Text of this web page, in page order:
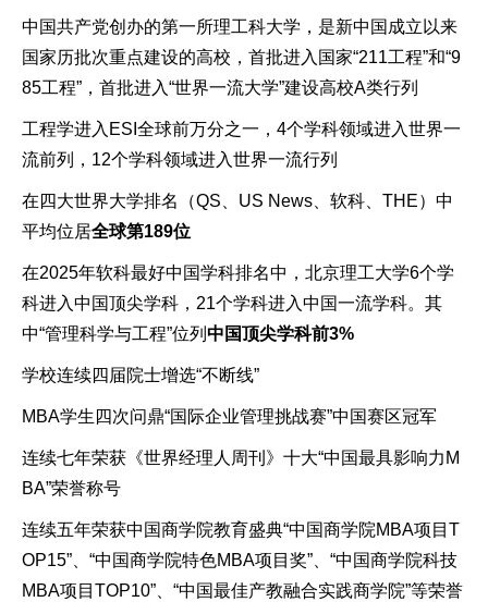
中国共产党创办的第一所理工科大学，是新中国成立以来
国家历批次重点建设的高校，首批进入国家“211工程”和“9
85工程”，首批进入“世界一流大学”建设高校A类行列
工程学进入ESI全球前万分之一，4个学科领域进入世界一
流前列，12个学科领域进入世界一流行列
在四大世界大学排名（QS、US News、软科、THE）中
平均位居全球第189位
在2025年软科最好中国学科排名中，北京理工大学6个学
科进入中国顶尖学科，21个学科进入中国一流学科。其
中“管理科学与工程”位列 中国顶尖学科前3%
学校连续四届院士增选“不断线”
MBA学生四次问鼎“国际企业管理挑战赛”中国赛区冠军
连续七年荣获《世界经理人周刊》十大“中国最具影响力M
BA”荣誉称号
连续五年荣获中国商学院教育盛典“中国商学院MBA项目T
OP15”、“中国商学院特色MBA项目奖”、“中国商学院科技
MBA项目TOP10”、“中国最佳产教融合实践商学院”等荣誉